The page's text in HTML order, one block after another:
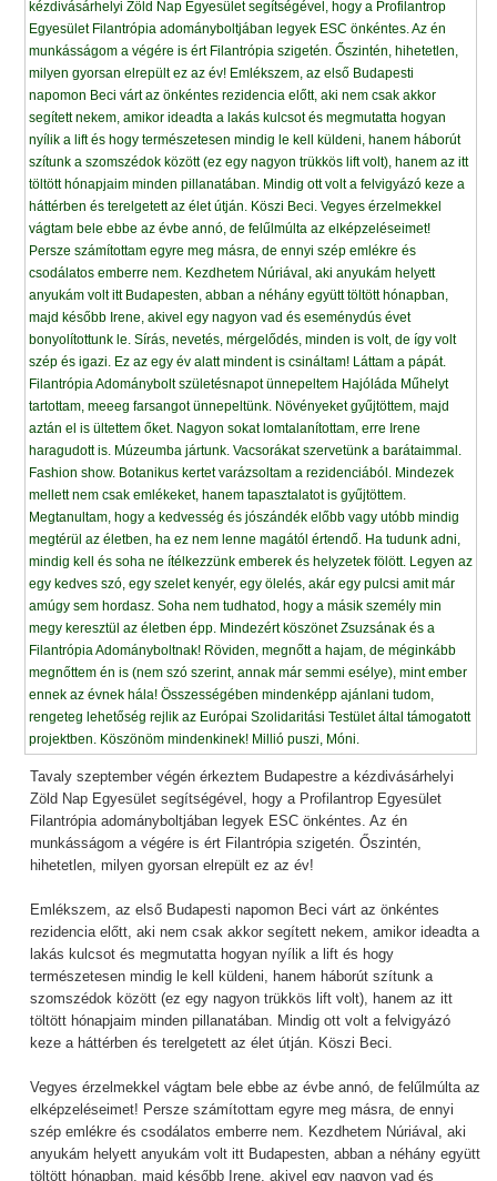
Tavaly szeptember végén érkeztem Budapestre a kézdivásárhelyi
Zöld Nap Egyesület segítségével, hogy a Profilantrop Egyesület
Filantrópia adományboltjában legyek ESC önkéntes. Az én
munkásságom a végére is ért Filantrópia szigetén. Őszintén,
hihetetlen, milyen gyorsan elrepült ez az év!
Emlékszem, az első Budapesti napomon Beci várt az önkéntes
rezidencia előtt, aki nem csak akkor segített nekem, amikor ideadta a
lakás kulcsot és megmutatta hogyan nyílik a lift és hogy
természetesen mindig le kell küldeni, hanem háborút szítunk a
szomszédok között (ez egy nagyon trükkös lift volt), hanem az itt
töltött hónapjaim minden pillanatában. Mindig ott volt a felvigyázó
keze a háttérben és terelgetett az élet útján. Köszi Beci.
Vegyes érzelmekkel vágtam bele ebbe az évbe annó, de felűlmúlta az
elképzeléseimet! Persze számítottam egyre meg másra, de ennyi
szép emlékre és csodálatos emberre nem. Kezdhetem Núriával, aki
anyukám helyett anyukám volt itt Budapesten, abban a néhány együtt
töltött hónapban, majd később Irene, akivel egy nagyon vad és